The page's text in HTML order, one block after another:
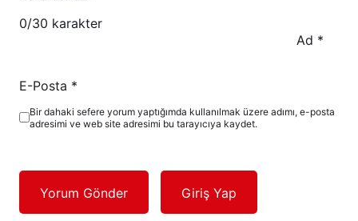
0/30 karakter
Ad *
E-Posta *
Bir dahaki sefere yorum yaptığımda kullanılmak üzere adımı, e-posta
adresimi ve web site adresimi bu tarayıcıya kaydet.
Yorum Gönder Giriş Yap